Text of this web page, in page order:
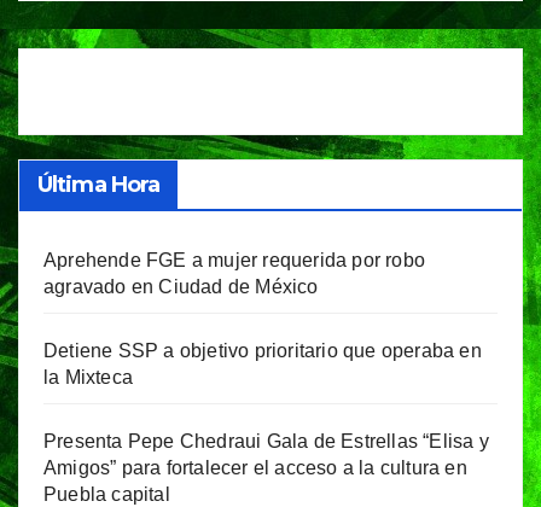
Última Hora
Aprehende FGE a mujer requerida por robo
agravado en Ciudad de México
Detiene SSP a objetivo prioritario que operaba en
la Mixteca
Presenta Pepe Chedraui Gala de Estrellas “Elisa y
Amigos” para fortalecer el acceso a la cultura en
Puebla capital